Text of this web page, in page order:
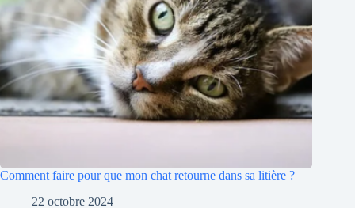
Comment faire pour que mon chat retourne dans sa litière ?
22 octobre 2024